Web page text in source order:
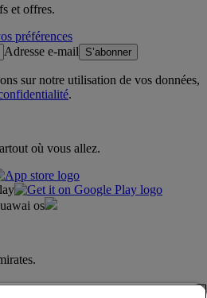
et offres.
préférences
Adresse e-mail
S’abonner
sur notre utilisation de vos données,
.
où vous allez.
os